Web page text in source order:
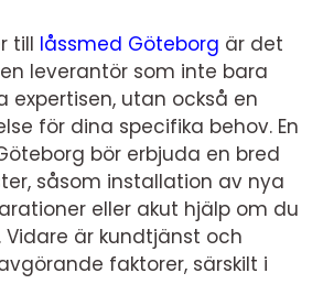
till låssmed Göteborg är det
leverantör som inte bara
expertisen, utan också en
för dina specifika behov. En
bör erbjuda en bred
såsom installation av nya
eller akut hjälp om du
är kundtjänst och
faktorer, särskilt i